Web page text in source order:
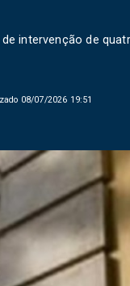
intervenção de
08/07/2026 19:51